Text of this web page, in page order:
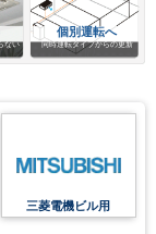
ない
個別運転へ
同時運転タイプからの更新
三菱電機ビル用